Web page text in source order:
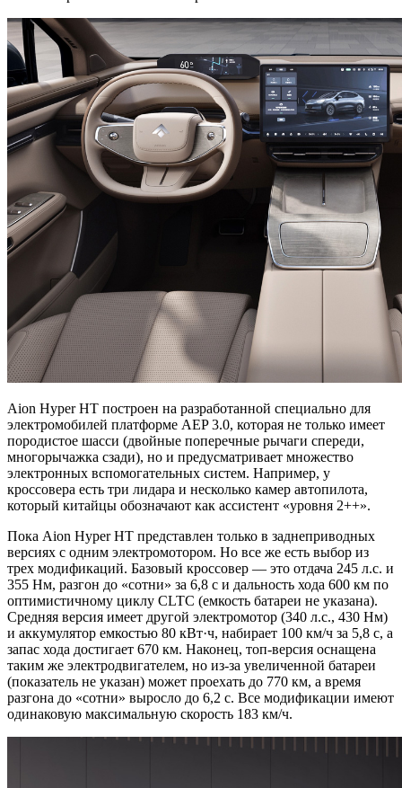
Aion Hyper HT построен на разработанной специально для
электромобилей платформе AEP 3.0, которая не только имеет
породистое шасси (двойные поперечные рычаги спереди,
многорычажка сзади), но и предусматривает множество
электронных вспомогательных систем. Например, у
кроссовера есть три лидара и несколько камер автопилота,
который китайцы обозначают как ассистент «уровня 2++».
Пока Aion Hyper HT представлен только в заднеприводных
версиях с одним электромотором. Но все же есть выбор из
трех модификаций. Базовый кроссовер — это отдача 245 л.с. и
355 Нм, разгон до «сотни» за 6,8 с и дальность хода 600 км по
оптимистичному циклу CLTC (емкость батареи не указана).
Средняя версия имеет другой электромотор (340 л.с., 430 Нм)
и аккумулятор емкостью 80 кВт·ч, набирает 100 км/ч за 5,8 с, а
запас хода достигает 670 км. Наконец, топ-версия оснащена
таким же электродвигателем, но из-за увеличенной батареи
(показатель не указан) может проехать до 770 км, а время
разгона до «сотни» выросло до 6,2 с. Все модификации имеют
одинаковую максимальную скорость 183 км/ч.